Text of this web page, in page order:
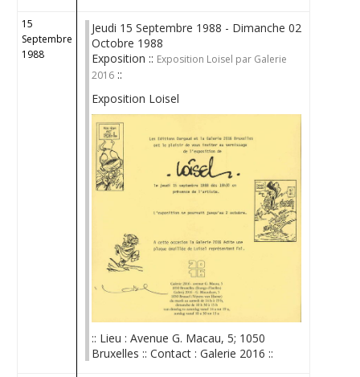
15
Septembre
1988
Jeudi 15 Septembre 1988 - Dimanche 02
Octobre 1988
Exposition :: Exposition Loisel par Galerie
2016 ::
Exposition Loisel
:: Lieu : Avenue G. Macau, 5; 1050
Bruxelles :: Contact : Galerie 2016 ::